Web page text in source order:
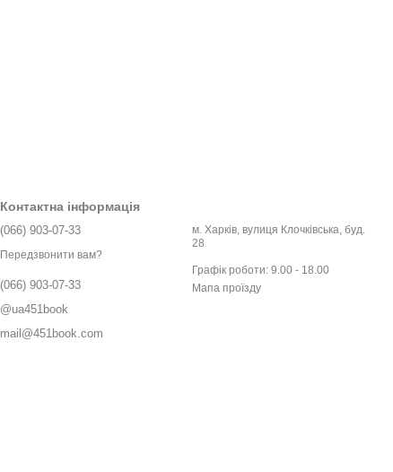
Контактна інформація
(066) 903-07-33
Передзвонити вам?
(066) 903-07-33
@ua451book
mail@451book.com
м. Харків, вулиця Клочківська, буд.
28
Графік роботи: 9.00 - 18.00
Мапа проїзду